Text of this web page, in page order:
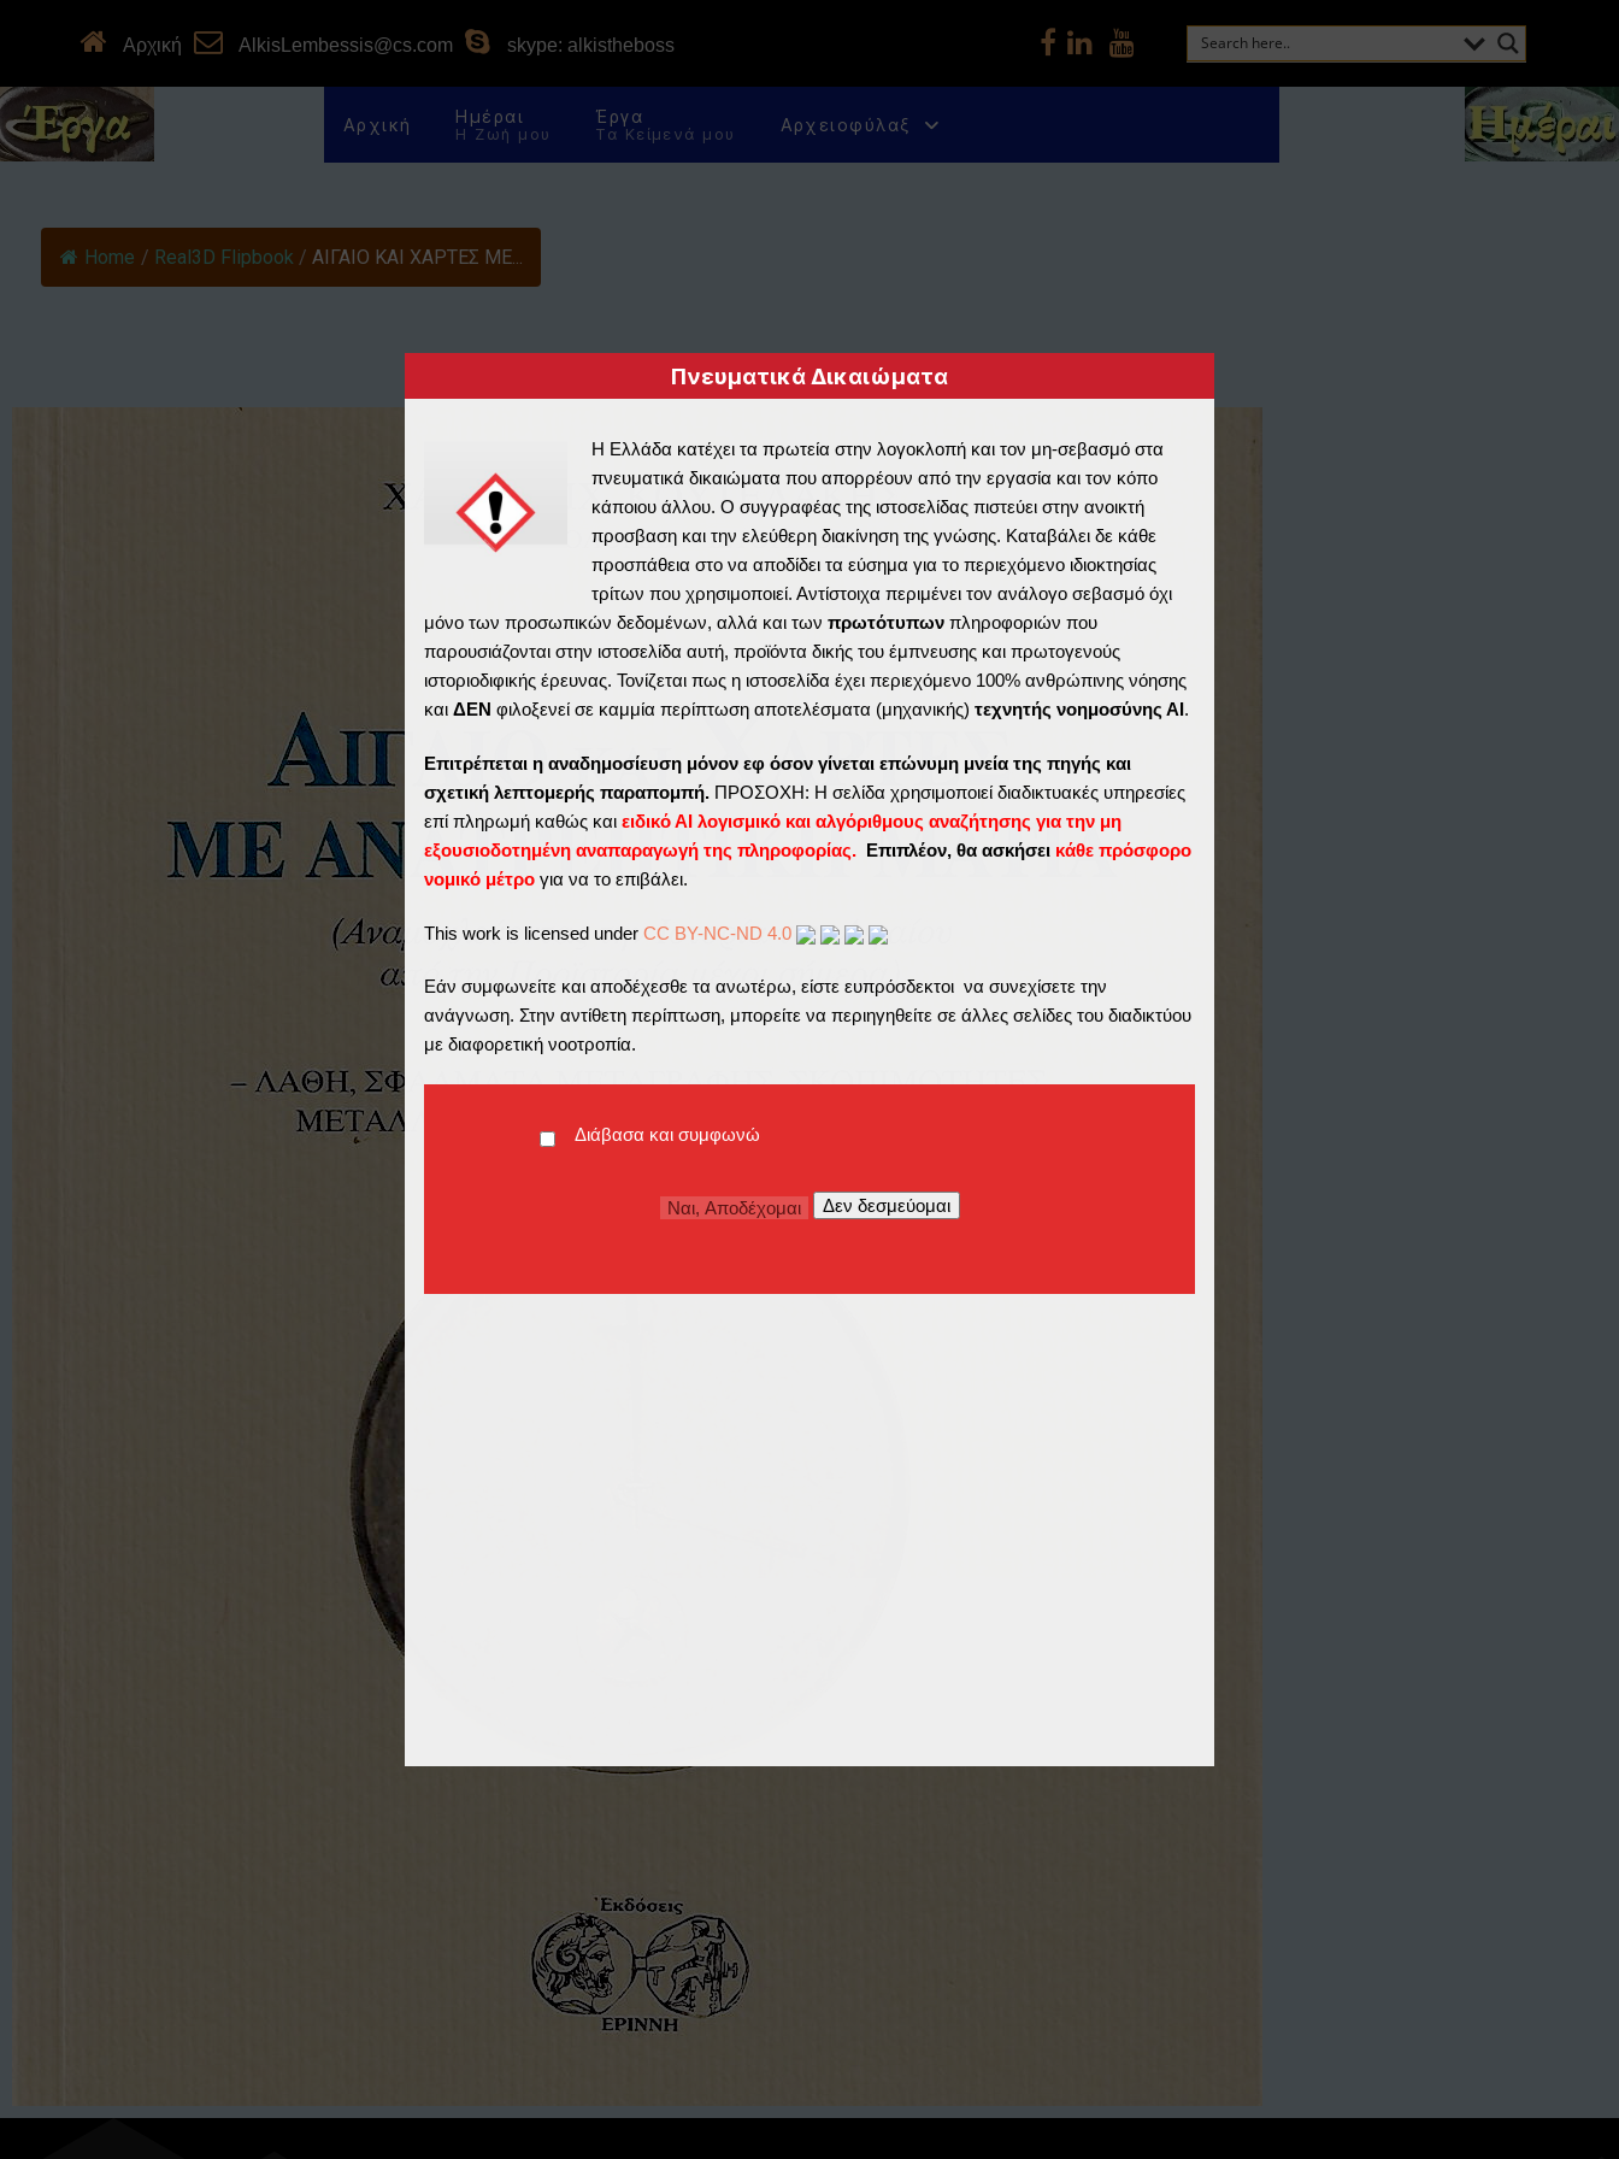
Αρχική AlkisLembessis@cs.com skype: alkistheboss
Αρχική Ημέραι
Η Ζωή μου
Έργα
Τα Κείμενά μου Αρχειοφύλαξ
Home / Real3D Flipbook / ΑΙΓΑΙΟ ΚΑΙ ΧΑΡΤΕΣ ΜΕ...
Αιγαίο και Χάρτες με ανατρεπτική ματιά (2008)Πνευματικά Δικαιώματα
Η Ελλάδα κατέχει τα πρωτεία στην λογοκλοπή και τον μη-σεβασμό στα
πνευματικά δικαιώματα που απορρέουν από την εργασία και τον κόπο
κάποιου άλλου. Ο συγγραφέας της ιστοσελίδας πιστεύει στην ανοικτή
προσβαση και την ελεύθερη διακίνηση της γνώσης. Καταβάλει δε κάθε
προσπάθεια στο να αποδίδει τα εύσημα για το περιεχόμενο ιδιοκτησίας
τρίτων που χρησιμοποιεί. Αντίστοιχα περιμένει τον ανάλογο σεβασμό όχι
μόνο των προσωπικών δεδομένων, αλλά και των πρωτότυπων πληροφοριών που
παρουσιάζονται στην ιστοσελίδα αυτή, προϊόντα δικής του έμπνευσης και πρωτογενούς
ιστοριοδιφικής έρευνας. Τονίζεται πως η ιστοσελίδα έχει περιεχόμενο 100% ανθρώπινης νόησης
και ΔΕΝ φιλοξενεί σε καμμία περίπτωση αποτελέσματα (μηχανικής) τεχνητής νοημοσύνης ΑΙ.
Επιτρέπεται η αναδημοσίευση μόνον εφ όσον γίνεται επώνυμη μνεία της πηγής και
σχετική λεπτομερής παραπομπή. ΠΡΟΣΟΧΗ: Η σελίδα χρησιμοποιεί διαδικτυακές υπηρεσίες
επί πληρωμή καθώς και ειδικό ΑΙ λογισμικό και αλγόριθμους αναζήτησης για την μη
εξουσιοδοτημένη αναπαραγωγή της πληροφορίας. Επιπλέον, θα ασκήσει κάθε πρόσφορο
νομικό μέτρο για να το επιβάλει.
This work is licensed under CC BY-NC-ND 4.0
Εάν συμφωνείτε και αποδέχεσθε τα ανωτέρω, είστε ευπρόσδεκτοι να συνεχίσετε την
ανάγνωση. Στην αντίθετη περίπτωση, μπορείτε να περιηγηθείτε σε άλλες σελίδες του διαδικτύου
με διαφορετική νοοτροπία.
Διάβασα και συμφωνώ